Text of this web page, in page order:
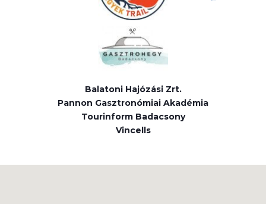
Balatoni Hajózási Zrt.
Pannon Gasztronómiai Akadémia
Tourinform Badacsony
Vincells